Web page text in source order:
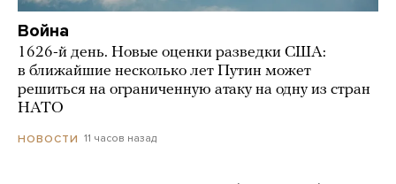
Война
1626-й день. Новые оценки разведки США:
в ближайшие несколько лет Путин может
решиться на ограниченную атаку на одну из стран
НАТО
НОВОСТИ 11 часов назад